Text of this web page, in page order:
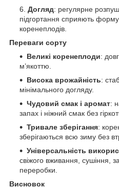
Догляд: регулярне
підгортання сприяють
коренеплодів.
Переваги сорту
Великі коренеплоди:
м’якоттю.
Висока врожайність:
мінімального догляду.
Чудовий смак і аромат:
запах і ніжний смак без
Тривале зберігання:
зберігаються всю зиму без
Універсальність
свіжого вживання, сушіння,
переробки.
Висновок